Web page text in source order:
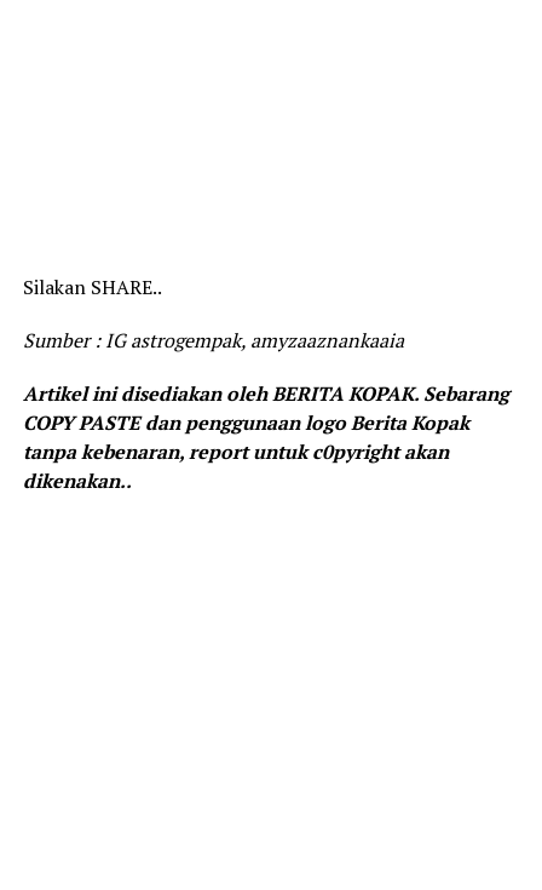
Silakan SHARE..
Sumber : IG astrogempak, amyzaaznankaaia
Artikel ini disediakan oleh BERITA KOPAK. Sebarang
COPY PASTE dan penggunaan logo Berita Kopak
tanpa kebenaran, report untuk c0pyright akan
dikenakan..